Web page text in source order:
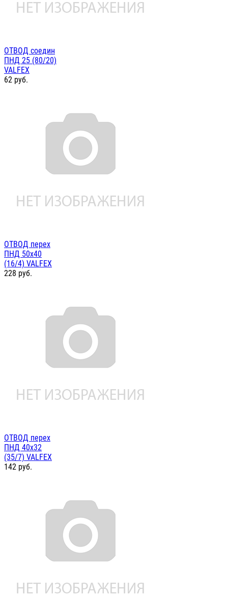
ОТВОД соедин
ПНД 25 (80/20)
VALFEX
62 руб.
ОТВОД перех
ПНД 50х40
(16/4) VALFEX
228 руб.
ОТВОД перех
ПНД 40х32
(35/7) VALFEX
142 руб.